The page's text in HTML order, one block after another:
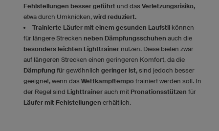
Fehlstellungen besser geführt und das Verletzungsrisiko,
etwa durch Umknicken, wird reduziert.
Trainierte Läufer mit einem gesunden Laufstil können
für längere Strecken neben Dämpfungsschuhen auch die
besonders leichten Lighttrainer nutzen. Diese bieten zwar
auf längeren Strecken einen geringeren Komfort, da die
Dämpfung für gewöhnlich geringer ist, sind jedoch besser
geeignet, wenn das Wettkampftempo trainiert werden soll. In
der Regel sind Lighttrainer auch mit Pronationsstützen für
Läufer mit Fehlstellungen erhältlich.